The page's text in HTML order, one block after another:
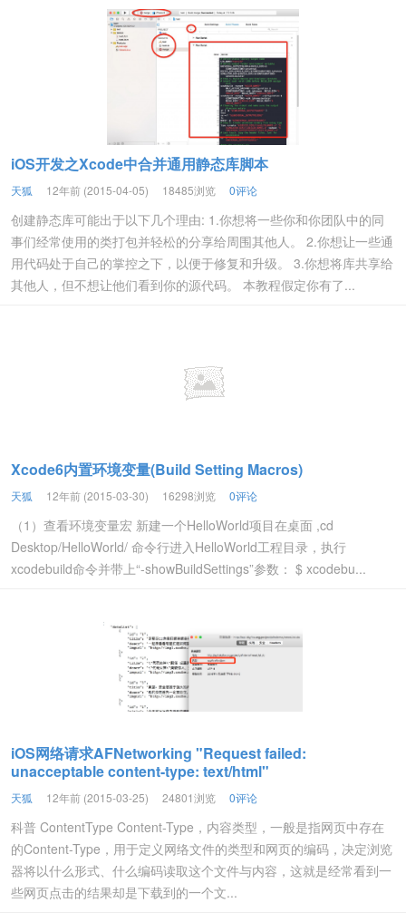
iOS开发之Xcode中合并通用静态库脚本
天狐 12年前 (2015-04-05) 18485浏览 0评论
创建静态库可能出于以下几个理由: 1.你想将一些你和你团队中的同
事们经常使用的类打包并轻松的分享给周围其他人。 2.你想让一些通
用代码处于自己的掌控之下，以便于修复和升级。 3.你想将库共享给
其他人，但不想让他们看到你的源代码。 本教程假定你有了...
Xcode6内置环境变量(Build Setting Macros)
天狐 12年前 (2015-03-30) 16298浏览 0评论
（1）查看环境变量宏 新建一个HelloWorld项目在桌面 ,cd
Desktop/HelloWorld/ 命令行进入HelloWorld工程目录，执行
xcodebuild命令并带上“-showBuildSettings”参数： $ xcodebu...
iOS网络请求AFNetworking "Request failed:
unacceptable content-type: text/html"
天狐 12年前 (2015-03-25) 24801浏览 0评论
科普 ContentType Content-Type，内容类型，一般是指网页中存在
的Content-Type，用于定义网络文件的类型和网页的编码，决定浏览
器将以什么形式、什么编码读取这个文件与内容，这就是经常看到一
些网页点击的结果却是下载到的一个文...